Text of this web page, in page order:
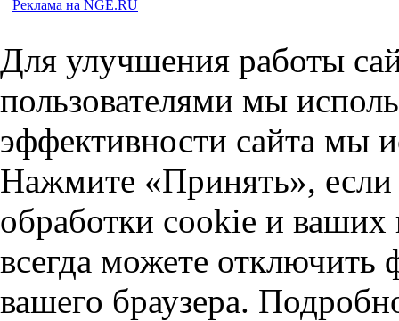
Реклама на NGE.RU
Для улучшения работы
пользователями мы
эффективности сайта мы
Нажмите «Принять», если
обработки cookie и
всегда можете отключить
вашего браузера.